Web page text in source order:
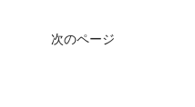
次のページ